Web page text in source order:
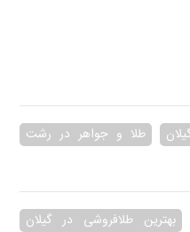
طلا و جواهر در رشت
بهترین طلافروشی در گیلان